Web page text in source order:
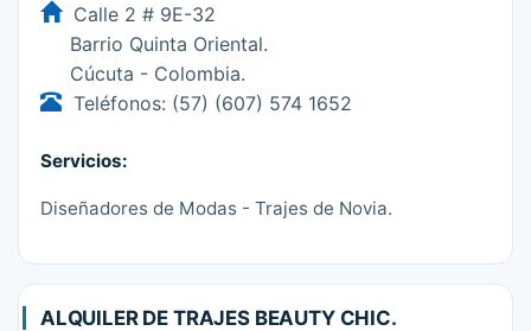
Calle 2 # 9E-32
Barrio Quinta Oriental.
Cúcuta - Colombia.
Teléfonos: (57) (607) 574 1652
Servicios:
Diseñadores de Modas - Trajes de Novia.
ALQUILER DE TRAJES BEAUTY CHIC.